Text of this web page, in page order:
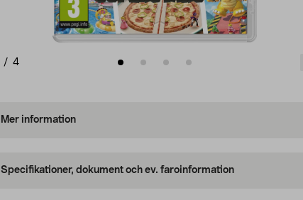
/ 4
Mer information
Specifikationer, dokument och ev. faroinformation